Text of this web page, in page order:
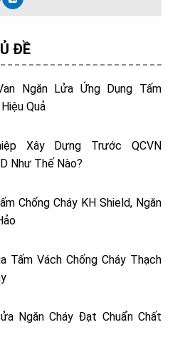
ĐỀ
Ngăn Lửa Ứng Dụng Tấm
Quả
Xây Dựng Trước QCVN
Như Thế Nào?
Chống Cháy KH Shield, Ngăn
Tấm Vách Chống Cháy Thạch
Ngăn Cháy Đạt Chuẩn Chất